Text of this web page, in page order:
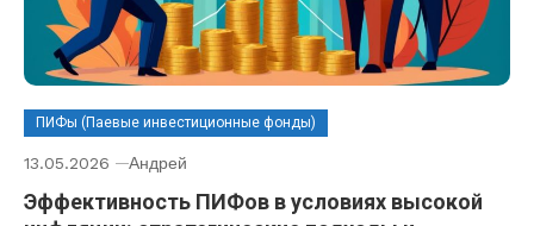
ПИФы (Паевые инвестиционные фонды)
13.05.2026 Андрей
Эффективность ПИФов в условиях высокой